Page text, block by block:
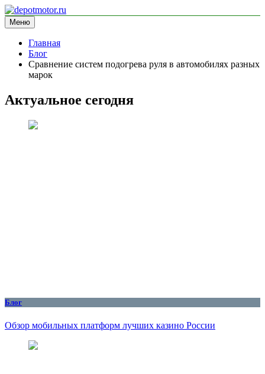
Перейти
к
содержимому
depotmotor.ru
информационный сайт
Меню
Главная
Блог
Сравнение систем подогрева руля в автомобилях разных
марок
Актуальное сегодня
Блог
Обзор мобильных платформ лучших казино России